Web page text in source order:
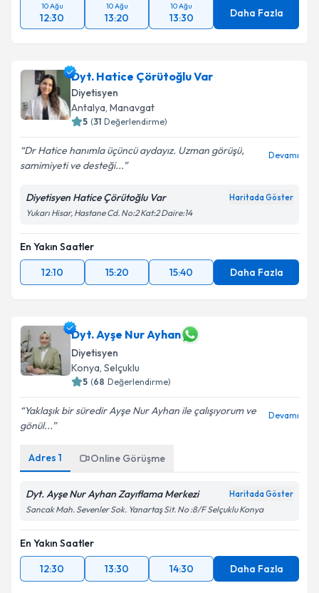
10 Ağu
12:30
10 Ağu
13:20
10 Ağu
13:30 Daha Fazla
Dyt. Hatice Çörütoğlu Var
Diyetisyen
Antalya, Manavgat
5 (31 Değerlendirme)
Dr Hatice hanımla üçüncü aydayız. Uzman görüşü,
samimiyeti ve desteği...
Devamı
Diyetisyen Hatice Çörütoğlu Var Haritada Göster
Yukarı Hisar, Hastane Cd. No:2 Kat:2 Daire:14
En Yakın Saatler
12:10
15:20 15:40 Daha Fazla
Dyt. Ayşe Nur Ayhan
Diyetisyen
Konya, Selçuklu
5 (68 Değerlendirme)
Yaklaşık bir süredir Ayşe Nur Ayhan ile çalışıyorum ve
gönül...
Devamı
Adres 1 Online Görüşme
Dyt. Ayşe Nur Ayhan Zayıflama Merkezi Haritada Göster
Sancak Mah. Sevenler Sok. Yanartaş Sit. No :8/F Selçuklu Konya
En Yakın Saatler
12:30
13:30 14:30 Daha Fazla